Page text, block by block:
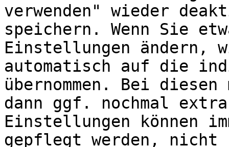
verwenden" wieder
speichern. Wenn Sie
Einstellungen
automatisch auf die
übernommen. Bei
dann ggf. nochmal
Einstellungen können
gepflegt werden, nicht